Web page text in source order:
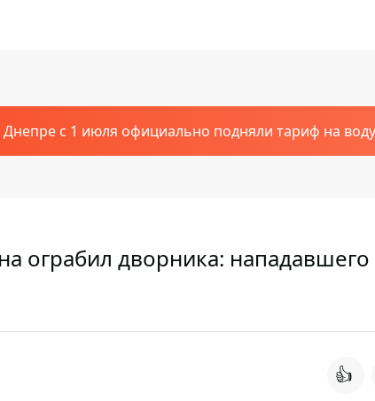
Днепре с 1 июля официально подняли тариф на
ограбил дворника: нападавшего
👍